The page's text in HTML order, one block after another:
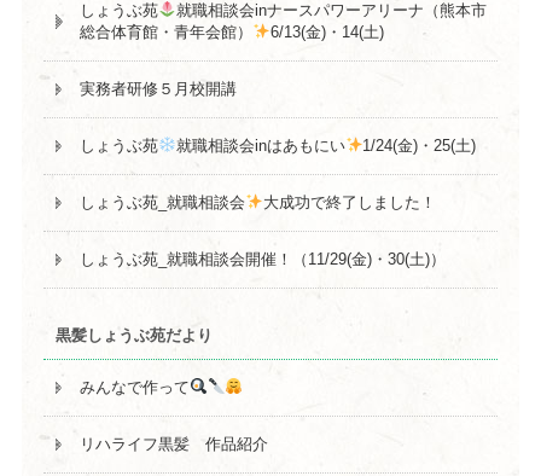
しょうぶ苑
就職相談会inナースパワーアリーナ（熊本市
総合体育館・青年会館）
6/13(金)・14(土)
実務者研修５月校開講
しょうぶ苑 就職相談会inはあもにい 1/24(金)・25(土)
しょうぶ苑_就職相談会 大成功で終了しました！
しょうぶ苑_就職相談会開催！（11/29(金)・30(土)）
黒髪しょうぶ苑だより
みんなで作って
リハライフ黒髪 作品紹介